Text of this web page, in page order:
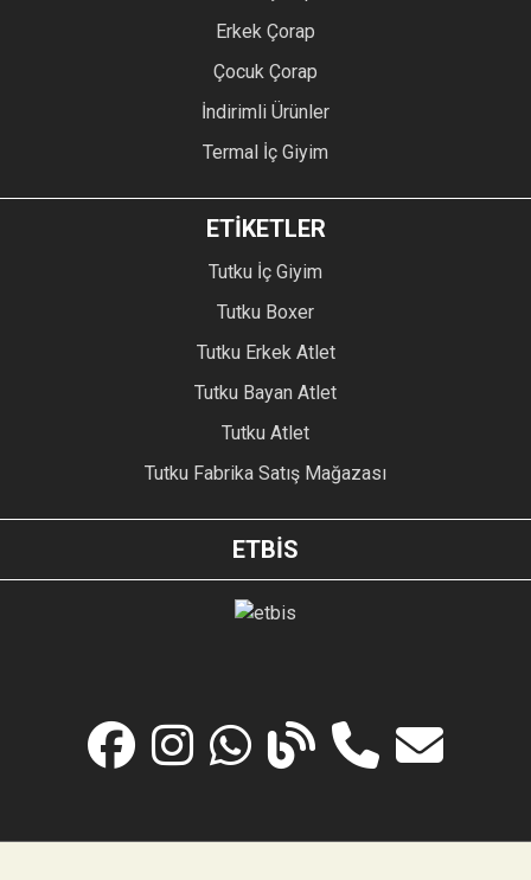
Erkek Çorap
Çocuk Çorap
İndirimli Ürünler
Termal İç Giyim
ETİKETLER
Tutku İç Giyim
Tutku Boxer
Tutku Erkek Atlet
Tutku Bayan Atlet
Tutku Atlet
Tutku Fabrika Satış Mağazası
ETBİS